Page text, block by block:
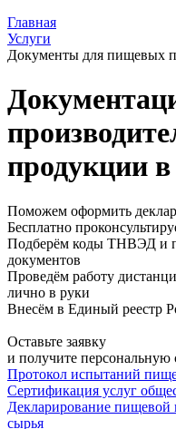
Главная
Услуги
Документы для пищевых
продукции
Поможем оформить
Бесплатно
Подберём коды ТНВЭД и
документов
Проведём работу
лично в руки
Внесём в Единый реестр
Оставьте заявку
и получите персональную
Протокол испытаний
Сертификация услуг
Декларирование пищевой
сырья